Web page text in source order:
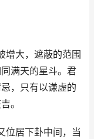
增大，遮蔽的范围
满天的星斗。君
，只有以谦虚的
。
位居下卦中间，当